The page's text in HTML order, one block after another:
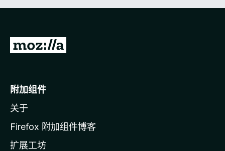
转
o
i
l
附加组件
关于
Firefox 附加组件博客
扩展工坊